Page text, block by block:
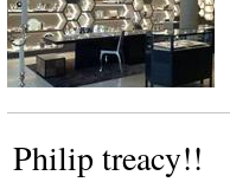
Philip treacy!!